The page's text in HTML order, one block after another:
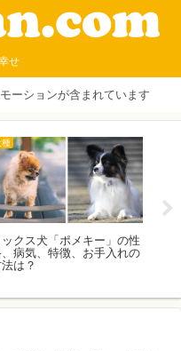
せ
ーションが含まれています
種
ックス犬「ポメキー」の性
病気、特徴、お手入れの
は？